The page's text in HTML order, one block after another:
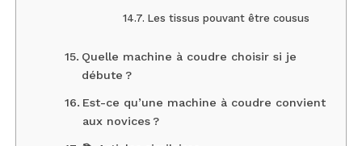
Les tissus pouvant être cousus
Quelle machine à coudre choisir si je
débute ?
Est-ce qu’une machine à coudre convient
aux novices ?